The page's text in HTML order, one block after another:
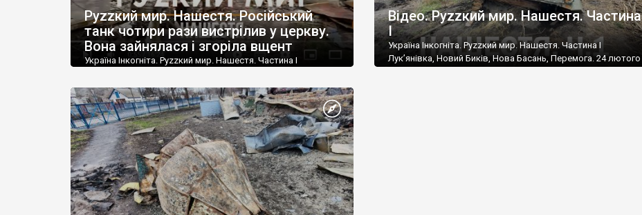
Руzzкий мир. Нашестя. Російський
танк чотири рази вистрілив у церкву.
Вона зайнялася і згоріла вщент
Україна Інкогніта. Руzzкий мир. Нашестя. Частина І
російська орда перетнула кордон і трасою Н 07, повз Суми,
попрямувала у напрямку Києва. Вже за добу загарбники
були на межі Чернігівської та Київської областей. Сили
української територіальної оборони зупинили ворогів на
лінії заплави річки Трубіж. Звідси росіяни, великими
загонами […]
Відео. Руzzкий мир. Нашестя. Частина
І
Україна Інкогніта. Руzzкий мир. Нашестя. Частина І
Лук’янівка, Новий Биків, Нова Басань, Перемога. 24 лютого